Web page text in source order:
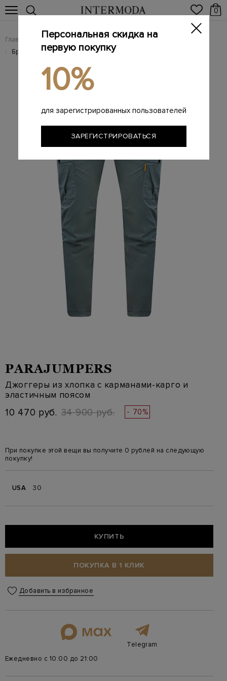
0
Главная Мужчинам / Одежда / Мужские брюки
/ Брендовые мужские брюки
PARAJUMPERS
Джоггеры из хлопка с карманами-карго и
эластичным поясом
10 470 руб. 34 900 руб. - 70%
При покупке этой вещи вы получите 0 рублей на следующую
покупку!
USA 30
КУПИТЬ
ПОКУПКА В 1 КЛИК
Добавить в избранное
Telegram
Ежедневно с 10:00 до 21:00
Персональная скидка на
первую покупку
10%
для зарегистрированных пользователей
ЗАРЕГИСТРИРОВАТЬСЯ